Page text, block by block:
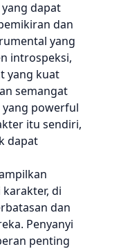
dapat
dan
yang
introspeksi,
yang kuat
semangat
yang powerful
itu sendiri,
dapat
di
dan
Penyanyi
penting